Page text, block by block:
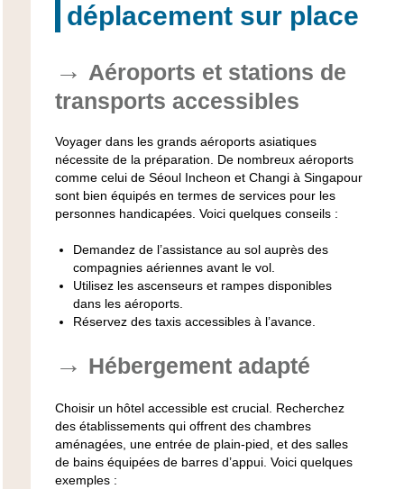
déplacement sur place
Aéroports et stations de
transports accessibles
Voyager dans les grands aéroports asiatiques
nécessite de la préparation. De nombreux aéroports
comme celui de Séoul Incheon et Changi à Singapour
sont bien équipés en termes de services pour les
personnes handicapées. Voici quelques conseils :
Demandez de l’assistance au sol auprès des
compagnies aériennes avant le vol.
Utilisez les ascenseurs et rampes disponibles
dans les aéroports.
Réservez des taxis accessibles à l’avance.
Hébergement adapté
Choisir un hôtel accessible est crucial. Recherchez
des établissements qui offrent des chambres
aménagées, une entrée de plain-pied, et des salles
de bains équipées de barres d’appui. Voici quelques
exemples :